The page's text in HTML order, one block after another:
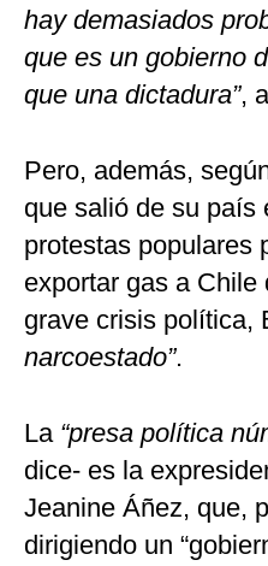
hay demasiados
que es un gobierno
que una dictadura”,
Pero, además,
que salió de su país
protestas populares
exportar gas a Chile
grave crisis política,
narcoestado”.
La “presa política
dice- es la
Jeanine Áñez, que,
dirigiendo un